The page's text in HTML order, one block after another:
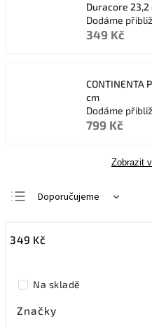
Duracore 23,2
Dodáme
349 Kč
cm
Dodáme
799 Kč
Zobrazit
Doporučujeme
Nejdražší
Abecedně
349 Kč
Na skladě
Značky